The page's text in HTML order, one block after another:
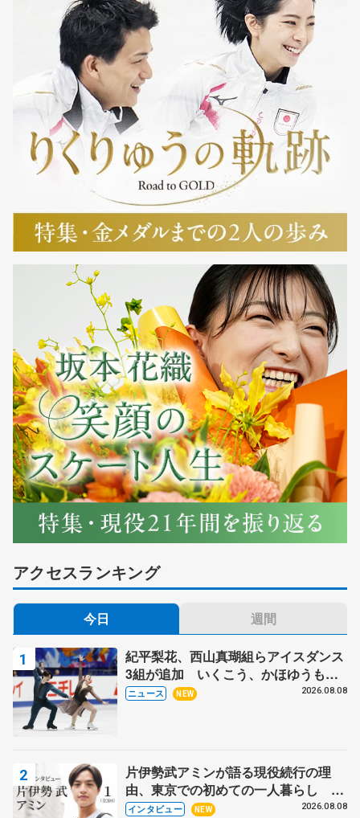
アクセスランキング
今日 週間
紀平梨花、西山真瑚組らアイスダンス
3組が追加 いくこう、かほゆうも、
木下グループ杯
ニュース NEW 2026.08.08
片伊勢武アミンが語る現役続行の理
由、東京での初めての一人暮らし 注
目スケーターの「今」に迫る
インタビュー NEW 2026.08.08